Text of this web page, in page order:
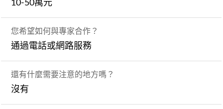
10-50萬元
您希望如何與專家合作？
通過電話或網路服務
還有什麼需要注意的地方嗎？
沒有